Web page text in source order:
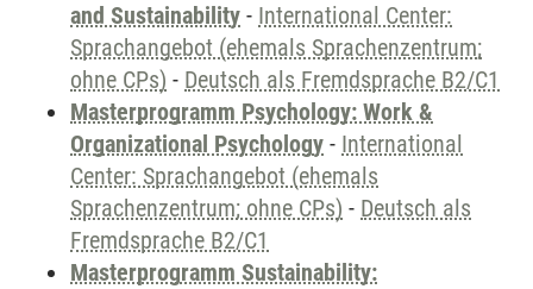
and Sustainability - International Center:
Sprachangebot (ehemals Sprachenzentrum;
ohne CPs) - Deutsch als Fremdsprache B2/C1
Masterprogramm Psychology: Work &
Organizational Psychology - International
Center: Sprachangebot (ehemals
Sprachenzentrum; ohne CPs) - Deutsch als
Fremdsprache B2/C1
Masterprogramm Sustainability: